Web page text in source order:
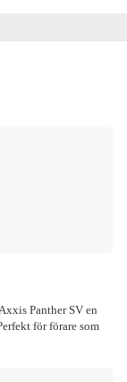
Panther SV en
för förare som